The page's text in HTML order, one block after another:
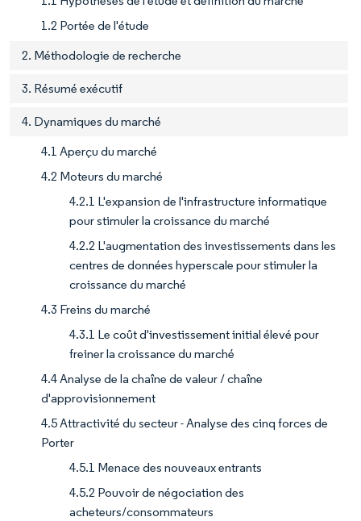
1.2 Portée de l'étude
2. Méthodologie de recherche
3. Résumé exécutif
4. Dynamiques du marché
4.1 Aperçu du marché
4.2 Moteurs du marché
4.2.1 L'expansion de l'infrastructure informatique
pour stimuler la croissance du marché
4.2.2 L'augmentation des investissements dans les
centres de données hyperscale pour stimuler la
croissance du marché
4.3 Freins du marché
4.3.1 Le coût d'investissement initial élevé pour
freiner la croissance du marché
4.4 Analyse de la chaîne de valeur / chaîne
d'approvisionnement
4.5 Attractivité du secteur - Analyse des cinq forces de
Porter
4.5.1 Menace des nouveaux entrants
4.5.2 Pouvoir de négociation des
acheteurs/consommateurs